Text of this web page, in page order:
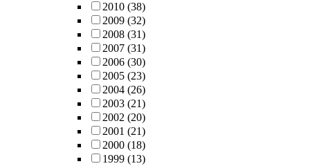
2010 (38)
2009 (32)
2008 (31)
2007 (31)
2006 (30)
2005 (23)
2004 (26)
2003 (21)
2002 (20)
2001 (21)
2000 (18)
1999 (13)